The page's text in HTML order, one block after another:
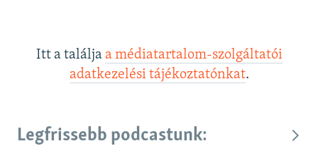
Itt a találja a médiatartalom-szolgáltatói
adatkezelési tájékoztatónkat.
Legfrissebb podcastunk: